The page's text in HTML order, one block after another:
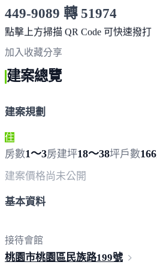
449-9089 轉 51974
服務時間 9:00-19:00
加入收藏分享
建案總覽
建案規劃
住
房數1～3房建坪18～38坪戶數166
建案價格尚未公開
基本資料
接待會館
桃園市桃園區民族路199號